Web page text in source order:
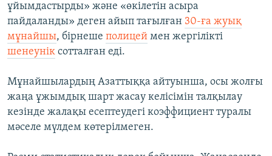
ұйымдастырды» және «өкілетін асыра
пайдаланды» деген айып тағылған 30-ға жуық
мұнайшы, бірнеше полицей мен жергілікті
шенеунік сотталған еді.
Мұнайшылардың Азаттыққа айтуынша, осы жолғы
жаңа ұжымдық шарт жасау келісімін талқылау
кезінде жалақы есептеудегі коэффициент туралы
мәселе мүлдем көтерілмеген.